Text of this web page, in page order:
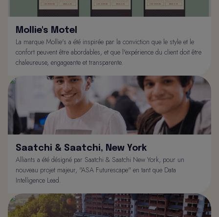
Mollie's Motel
La marque Mollie's a été inspirée par la conviction que le style et le
confort peuvent être abordables, et que l'expérience du client doit être
chaleureuse, engageante et transparente.
Saatchi & Saatchi, New York
Alliants a été désigné par Saatchi & Saatchi New York, pour un
nouveau projet majeur, "ASA Futurescape" en tant que Data
Intelligence Lead.